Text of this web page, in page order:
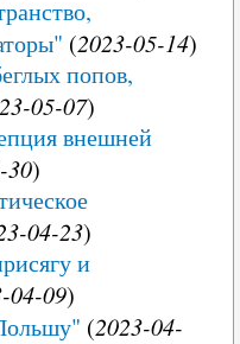
(2023-05-14)
попов,
05-07)
внешней
30)
04-23)
и
04-09)
(2023-04-